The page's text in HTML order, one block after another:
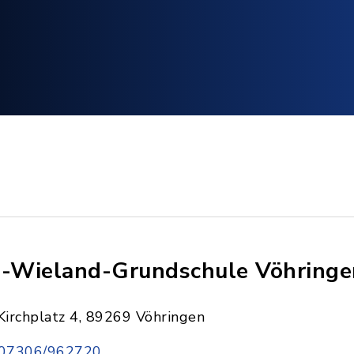
Wieland-Grundschule
4, 89269 Vöhringen